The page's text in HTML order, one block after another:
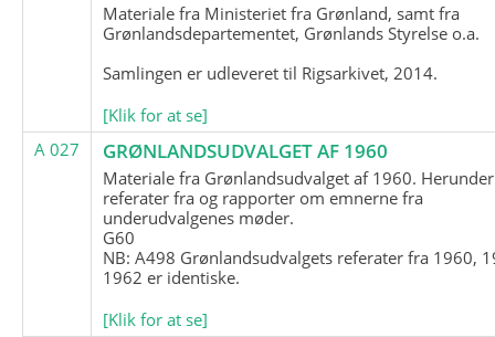
Materiale fra Ministeriet fra Grønland, samt fra
Grønlandsdepartementet, Grønlands Styrelse o.a.
Samlingen er udleveret til Rigsarkivet, 2014.
[Klik for at se]
A 027
GRØNLANDSUDVALGET AF 1960
Materiale fra Grønlandsudvalget af 1960. Herunder
referater fra og rapporter om emnerne fra
underudvalgenes møder.
G60
NB: A498 Grønlandsudvalgets referater fra 1960,
1962 er identiske.
[Klik for at se]